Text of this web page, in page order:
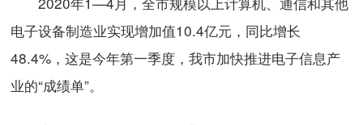
电子设备制造业实现增加值10.4亿元，同比增长
48.4%，这是今年第一季度，我市加快推进电子信息产
业的“成绩单”。